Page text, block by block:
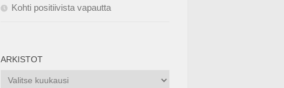
Kohti positiivista vapautta
ARKISTOT
Arkistot